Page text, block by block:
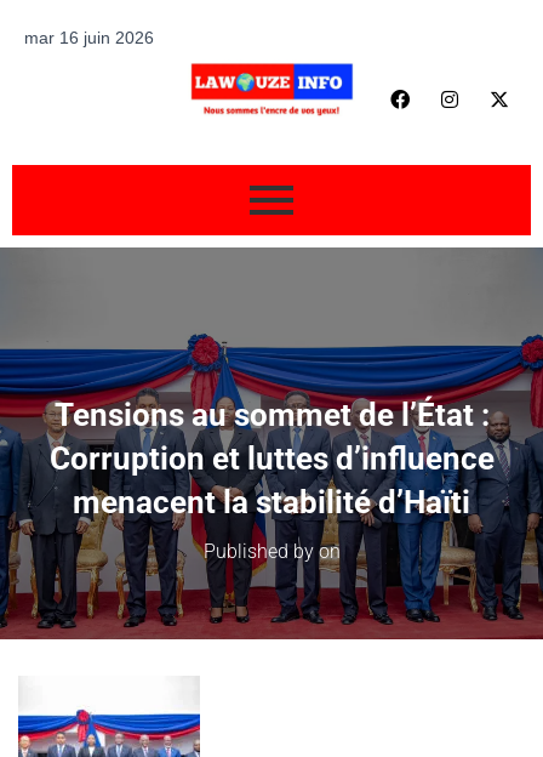
mar 16 juin 2026
Tensions au sommet de l’État :
Corruption et luttes d’influence
menacent la stabilité d’Haïti
Published by on